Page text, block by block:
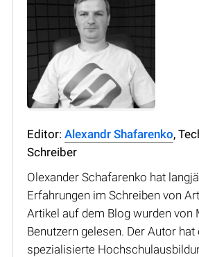
Editor: Alexandr Shafarenko,
Schreiber
Olexander Schafarenko hat
Erfahrungen im Schreiben von
Artikel auf dem Blog wurden von
Benutzern gelesen. Der Autor hat
spezialisierte